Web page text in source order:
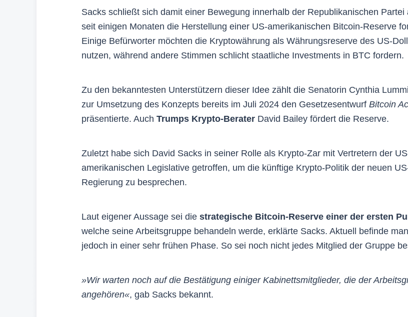
Sacks schließt sich damit einer Bewegung innerhalb der Republikanischen Partei
seit einigen Monaten die Herstellung einer US-amerikanischen Bitcoin-Reserve
Einige Befürworter möchten die Kryptowährung als Währungsreserve des US-
nutzen, während andere Stimmen schlicht staatliche Investments in BTC fordern.
Zu den bekanntesten Unterstützern dieser Idee zählt die Senatorin Cynthia
zur Umsetzung des Konzepts bereits im Juli 2024 den Gesetzesentwurf Bitcoin
präsentierte. Auch Trumps Krypto-Berater David Bailey fördert die Reserve.
Zuletzt habe sich David Sacks in seiner Rolle als Krypto-Zar mit Vertretern der
amerikanischen Legislative getroffen, um die künftige Krypto-Politik der neuen
Regierung zu besprechen.
Laut eigener Aussage sei die strategische Bitcoin-Reserve einer der ersten
welche seine Arbeitsgruppe behandeln werde, erklärte Sacks. Aktuell befinde
jedoch in einer sehr frühen Phase. So sei noch nicht jedes Mitglied der Gruppe
»Wir warten noch auf die Bestätigung einiger Kabinettsmitglieder, die der
angehören«, gab Sacks bekannt.